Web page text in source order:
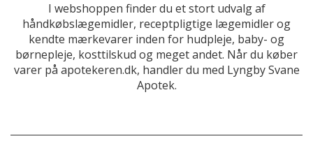
I webshoppen finder du et stort udvalg af
håndkøbslægemidler, receptpligtige lægemidler og
kendte mærkevarer inden for hudpleje, baby- og
børnepleje, kosttilskud og meget andet. Når du køber
varer på apotekeren.dk, handler du med Lyngby Svane
Apotek.